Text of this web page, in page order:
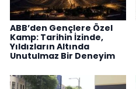
ABB’den Gençlere Özel
Kamp: Tarihin İzinde,
Yıldızların Altında
Unutulmaz Bir Deneyim